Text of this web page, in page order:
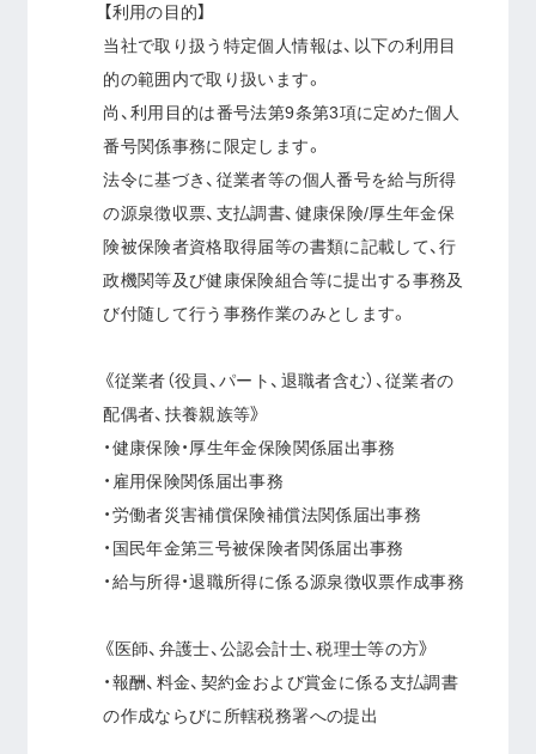
【利用の目的】
当社で取り扱う特定個人情報は、以下の利用目
的の範囲内で取り扱います。
尚、利用目的は番号法第9条第3項に定めた個人
番号関係事務に限定します。
法令に基づき、従業者等の個人番号を給与所得
の源泉徴収票、支払調書、健康保険/厚生年金保
険被保険者資格取得届等の書類に記載して、行
政機関等及び健康保険組合等に提出する事務及
び付随して行う事務作業のみとします。
《従業者（役員、パート、退職者含む）、従業者の
配偶者、扶養親族等》
・健康保険・厚生年金保険関係届出事務
・雇用保険関係届出事務
・労働者災害補償保険補償法関係届出事務
・国民年金第三号被保険者関係届出事務
・給与所得・退職所得に係る源泉徴収票作成事務
《医師、弁護士、公認会計士、税理士等の方》
・報酬、料金、契約金および賞金に係る支払調書
の作成ならびに所轄税務署への提出